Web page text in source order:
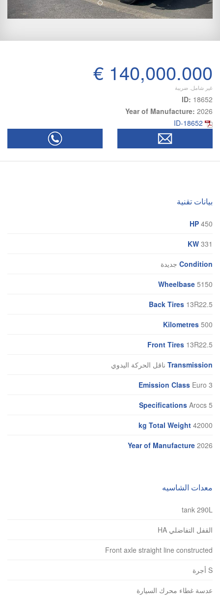
€ 140,000.000
غير شامل. ضريبة
ID: 18652
Year of Manufacture: 2026
ID-18652
بيانات تقنية
HP 450
KW 331
Condition جديدة
Wheelbase 5150
Back Tires 13R22.5
Kilometres 500
Front Tires 13R22.5
Transmission ناقل الحركة اليدوي
Emission Class Euro 3
Specifications Arocs 5
kg Total Weight 42000
Year of Manufacture 2026
معدات الشاسيه
tank 290L
القفل التفاضلي HA
Front axle straight line constructed
S أجرة
عدسة غطاء محرك السيارة